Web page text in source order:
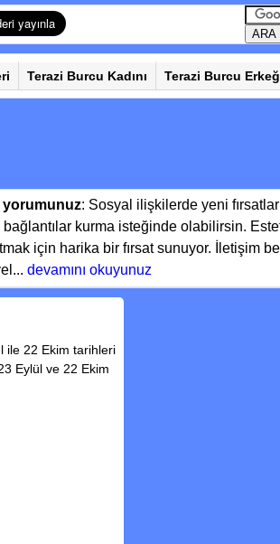
Terazi Burcu Kadını Terazi Burcu
yorumunuz: Sosyal ilişkilerde yeni
kurma isteğinde olabilirsin.
için harika bir fırsat sunuyor. İletişim
devamını okuyunuz
ile 22 Ekim tarihleri
Eylül ve 22 Ekim